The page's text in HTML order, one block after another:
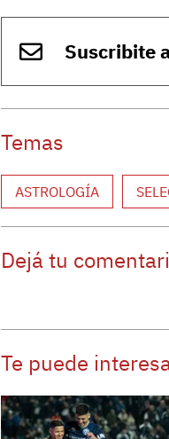
Suscribite
Temas
ASTROLOGÍA
Dejá tu
Te puede